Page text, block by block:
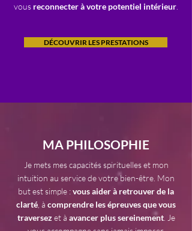
vous reconnecter à votre potentiel intérieur
DÉCOUVRIR LES PRESTATIONS
MA PHILOSOPHIE
Je mets mes capacités spirituelles et mon
intuition au service de votre bien-être. Mon
but est simple :vous aider à retrouver de la
clarté , à comprendre les épreuves que vous
traversez et à avancer plus sereinement. Je